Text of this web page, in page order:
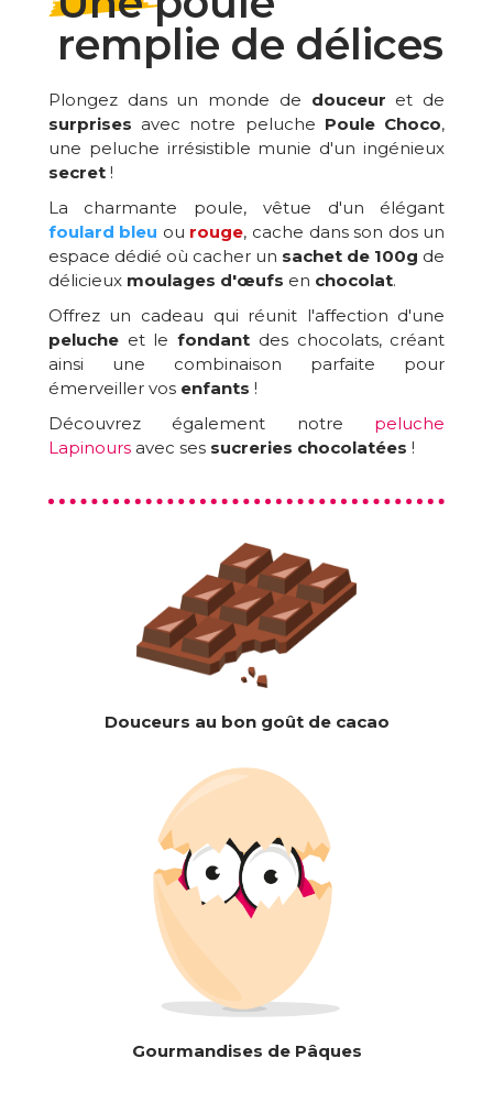
remplie de délices
Plongez dans un monde de douceur et de
surprises avec notre peluche Poule Choco,
une peluche irrésistible munie d'un ingénieux
secret!
La charmante poule, vêtue d'un élégant
foulard bleu ou rouge, cache dans son dos un
espace dédié où cacher un sachet de 100g de
délicieux moulages d'œufs en chocolat.
Offrez un cadeau qui réunit l'affection d'une
pelucheet le fondant des chocolats, créant
ainsi une combinaison parfaite pour
émerveiller vos enfants !
Découvrez également notre peluche
Lapinoursavec ses sucreries chocolatées !
Douceurs au bon goût de cacao
Gourmandises de Pâques